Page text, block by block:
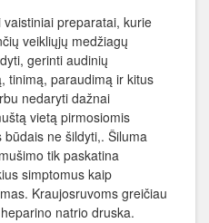
preparatai, kurie
veikliųjų medžiagų
gerinti audinių
tinimą, paraudimą ir kitus
nedaryti dažnai
vietą pirmosiomis
ne šildyti,. Šiluma
tik paskatina
simptomus kaip
Kraujosruvoms greičiau
natrio druska.